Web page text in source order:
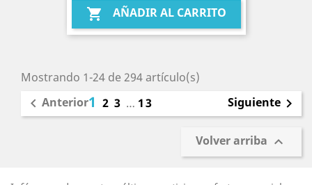
base
 AÑADIR AL CARRITO
Mostrando 1-24 de 294 artículo(s)
 Anterior1 2 3 … 13 Siguiente 
Volver arriba 